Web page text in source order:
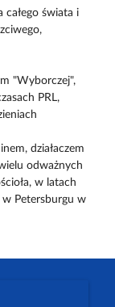
całego świata i
"Wyborczej",
PRL,
działaczem
odważnych
w latach
Petersburgu w